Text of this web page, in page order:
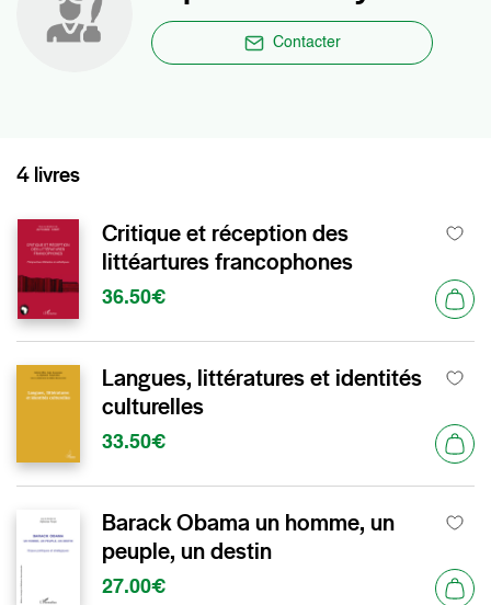
Contacter
4 livres
Critique et réception des
littéartures francophones
36.50€
Langues, littératures et identités
culturelles
33.50€
Barack Obama un homme, un
peuple, un destin
27.00€